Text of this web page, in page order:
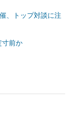
、トップ対談に注
寸前か